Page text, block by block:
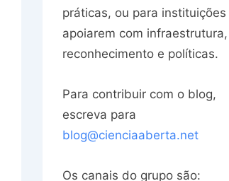
práticas, ou para instituições
apoiarem com infraestrutura,
reconhecimento e políticas.
Para contribuir com o blog,
escreva para
blog@cienciaaberta.net
Os canais do grupo são: